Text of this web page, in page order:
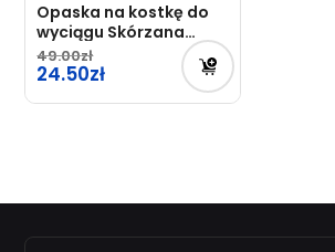
Opaska na kostkę do
wyciągu Skórzana
Just7Gym – OUTLET
49.00
Pierwotna
cena
24.50
Aktualna